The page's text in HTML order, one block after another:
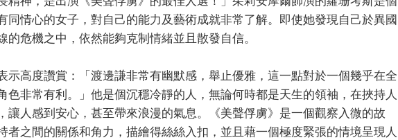
同情心的女子，對自己的能力及藝術成就非常了解。即使她發現自己於異國
的危機之中，依然能夠克制情緒並且散發自信。
示高度讚賞：「渡邊謙非常有幽默感，舉止優雅，這一點對於一個幾乎在全
色非常有利。」他是個沉穩冷靜的人，無論何時都是天生的領袖，在挾持人
讓人感到安心，甚至帶來浪漫的氣息。《美聲俘虜》是一個觀察入微的故
者之間的關係和角力，描繪得絲絲入扣，並且藉一個極度緊張的情境呈現人